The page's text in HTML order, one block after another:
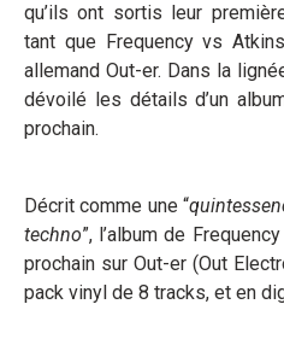
qu’ils ont sortis leur
tant que Frequency vs
allemand Out-er. Dans la
dévoilé les détails d’un
prochain.
Décrit comme une “
techno”, l’album de
prochain sur Out-er (Out
pack vinyl de 8 tracks, et en